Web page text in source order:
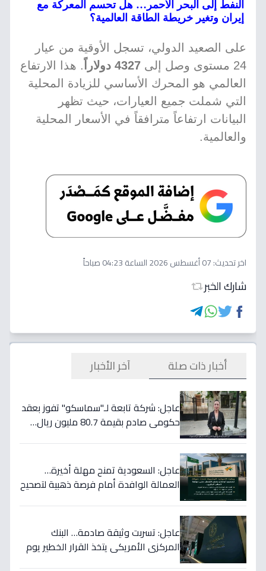
النفط إلى البحر الأحمر… هل تحسم المعركة مع
إيران وتغير خريطة الطاقة العالمية؟
على الصعيد الدولي، تسجل الأوقية من عيار
24 مستوى وصل إلى
4327 دولاراً
. هذا الارتفاع
العالمي هو المحرك الأساسي للزيادة المحلية
التي شملت جميع العيارات، حيث تظهر
البيانات ارتفاعاً مترافقاً في الأسعار المحلية
والعالمية.
اخر تحديث:07 أغسطس 2026 الساعة 04:23 صباحاً
شارك الخبر
أخبار ذات صلة آخر الأخبار
عاجل: شركة تابعة لـ"سماسكو" تفوز بعقد
حكومي صادم بقيمة 80.7 مليون ريال…
عاجل: السعودية تمنح مهلة أخيرة…
العمالة الوافدة أمام فرصة ذهبية لتصحيح
عاجل: تسربت وثيقة صادمة… البنك
المركزي الأمريكي يتخذ القرار الخطير يوم